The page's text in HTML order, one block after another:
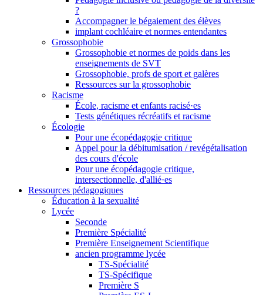
?
Accompagner le bégaiement des élèves
implant cochléaire et normes entendantes
Grossophobie
Grossophobie et normes de poids dans les
enseignements de SVT
Grossophobie, profs de sport et galères
Ressources sur la grossophobie
Racisme
École, racisme et enfants racisé·es
Tests génétiques récréatifs et racisme
Écologie
Pour une écopédagogie critique
Appel pour la débitumisation / revégétalisation
des cours d'école
Pour une écopédagogie critique,
intersectionnelle, d'allié·es
Ressources pédagogiques
Éducation à la sexualité
Lycée
Seconde
Première Spécialité
Première Enseignement Scientifique
ancien programme lycée
TS-Spécialité
TS-Spécifique
Première S